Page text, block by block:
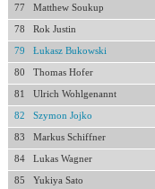
77 Matthew Soukup
78 Rok Justin
79 Łukasz Bukowski
80 Thomas Hofer
81 Ulrich Wohlgenannt
82 Szymon Jojko
83 Markus Schiffner
84 Lukas Wagner
85 Yukiya Sato